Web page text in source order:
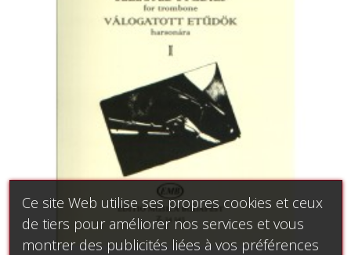
Ce site Web utilise ses propres cookies et ceux
de tiers pour améliorer nos services et vous
montrer des publicités liées à vos préférences